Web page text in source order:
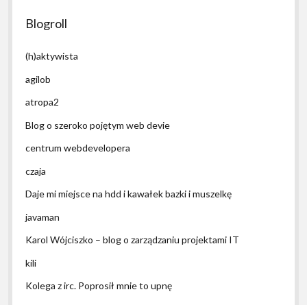
Blogroll
(h)aktywista
agilob
atropa2
Blog o szeroko pojętym web devie
centrum webdevelopera
czaja
Daje mi miejsce na hdd i kawałek bazki i muszelkę
javaman
Karol Wójciszko – blog o zarządzaniu projektami IT
kili
Kolega z irc. Poprosił mnie to upnę